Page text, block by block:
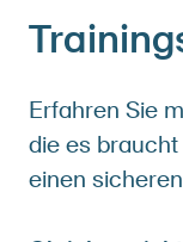
Erfahren Sie
die es
einen